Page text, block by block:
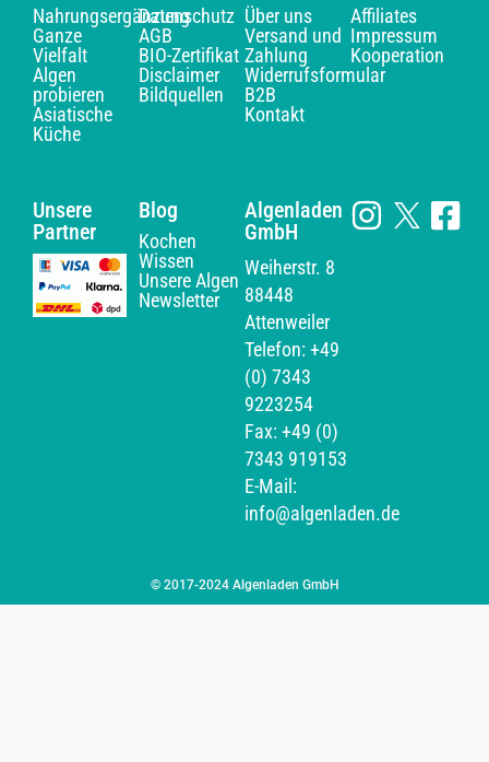
Nahrungsergänzung
Ganze
Vielfalt
Algen
probieren
Asiatische
Küche
Datenschutz
AGB
BIO-Zertifikat
Disclaimer
Bildquellen
Über uns
Versand und
Zahlung
Widerrufsformular
B2B
Kontakt
Affiliates
Impressum
Kooperation
Unsere
Partner
Blog
Kochen
Wissen
Unsere Algen
Newsletter
Algenladen
GmbH
Weiherstr. 8
88448
Attenweiler
Telefon: +49
(0) 7343
9223254
Fax: +49 (0)
7343 919153
E-Mail:
info@algenladen.de
© 2017-2024 Algenladen GmbH